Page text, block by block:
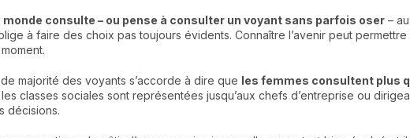
monde consulte – ou pense à consulter un voyant sans parfois oser –
à faire des choix pas toujours évidents. Connaître l’avenir peut
majorité des voyants s’accorde à dire que les femmes consultent plus
classes sociales sont représentées jusqu’aux chefs d’entreprise ou
décisions.